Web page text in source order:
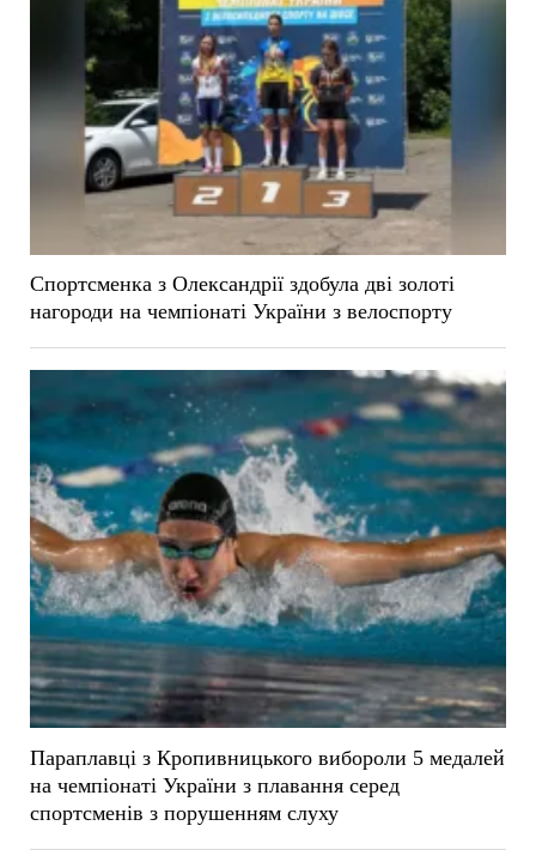
Спортсменка з Олександрії здобула дві золоті
нагороди на чемпіонаті України з велоспорту
Параплавці з Кропивницького вибороли 5 медалей
на чемпіонаті України з плавання серед
спортсменів з порушенням слуху